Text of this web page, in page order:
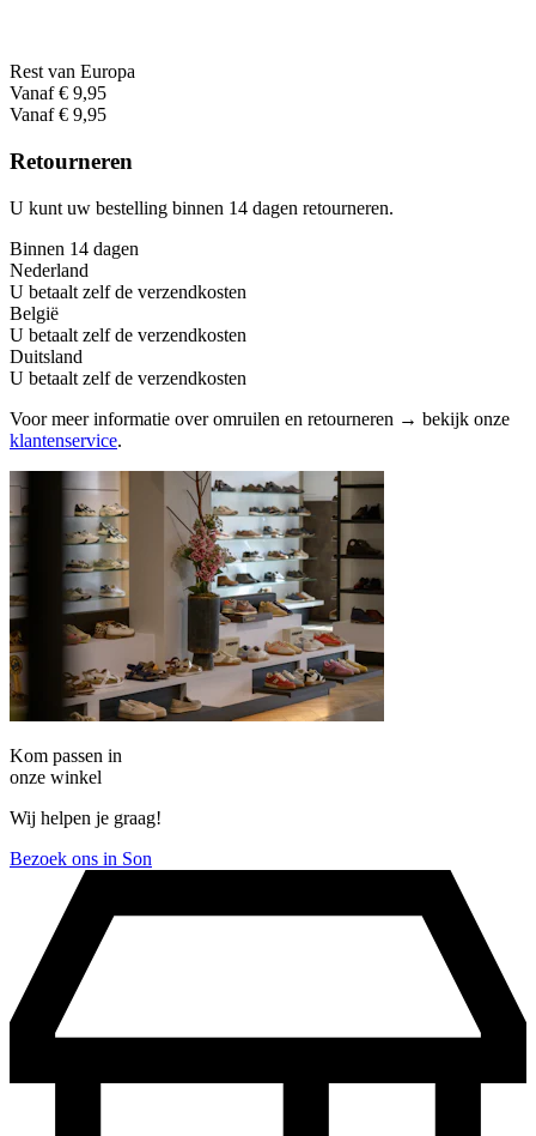
Rest van Europa
Vanaf € 9,95
Vanaf € 9,95
Retourneren
U kunt uw bestelling binnen 14 dagen retourneren.
Binnen 14 dagen
Nederland
U betaalt zelf de verzendkosten
België
U betaalt zelf de verzendkosten
Duitsland
U betaalt zelf de verzendkosten
Voor meer informatie over omruilen en retourneren → bekijk onze
klantenservice.
Kom passen in
onze winkel
Wij helpen je graag!
Bezoek ons in Son